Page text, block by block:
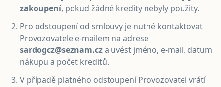
zakoupení, pokud žádné kredity nebyly použity.
Pro odstoupení od smlouvy je nutné kontaktovat
Provozovatele e-mailem na adrese
sardogcz@seznam.cza uvést jméno, e-mail, datum
nákupu a počet kreditů.
V případě platného odstoupení Provozovatel vrátí